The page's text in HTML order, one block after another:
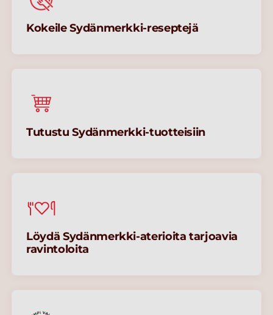
Kokeile Sydänmerkki-reseptejä
Tutustu Sydänmerkki-tuotteisiin
Löydä Sydänmerkki-aterioita tarjoavia
ravintoloita